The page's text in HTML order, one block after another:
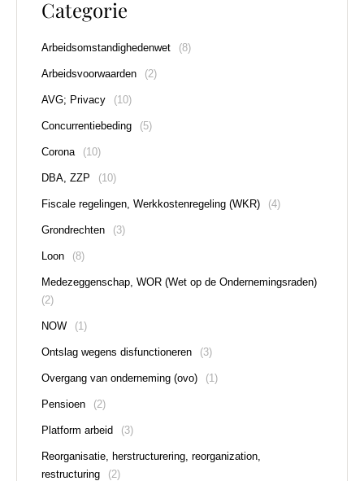
Categorie
Arbeidsomstandighedenwet (8)
Arbeidsvoorwaarden (2)
AVG; Privacy (10)
Concurrentiebeding (5)
Corona (10)
DBA, ZZP (10)
Fiscale regelingen, Werkkostenregeling (WKR) (4)
Grondrechten (3)
Loon (8)
Medezeggenschap, WOR (Wet op de Ondernemingsraden)
(2)
NOW (1)
Ontslag wegens disfunctioneren (3)
Overgang van onderneming (ovo) (1)
Pensioen (2)
Platform arbeid (3)
Reorganisatie, herstructurering, reorganization,
restructuring
(2)